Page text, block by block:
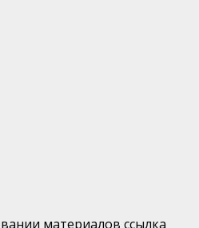
материалов ссылка